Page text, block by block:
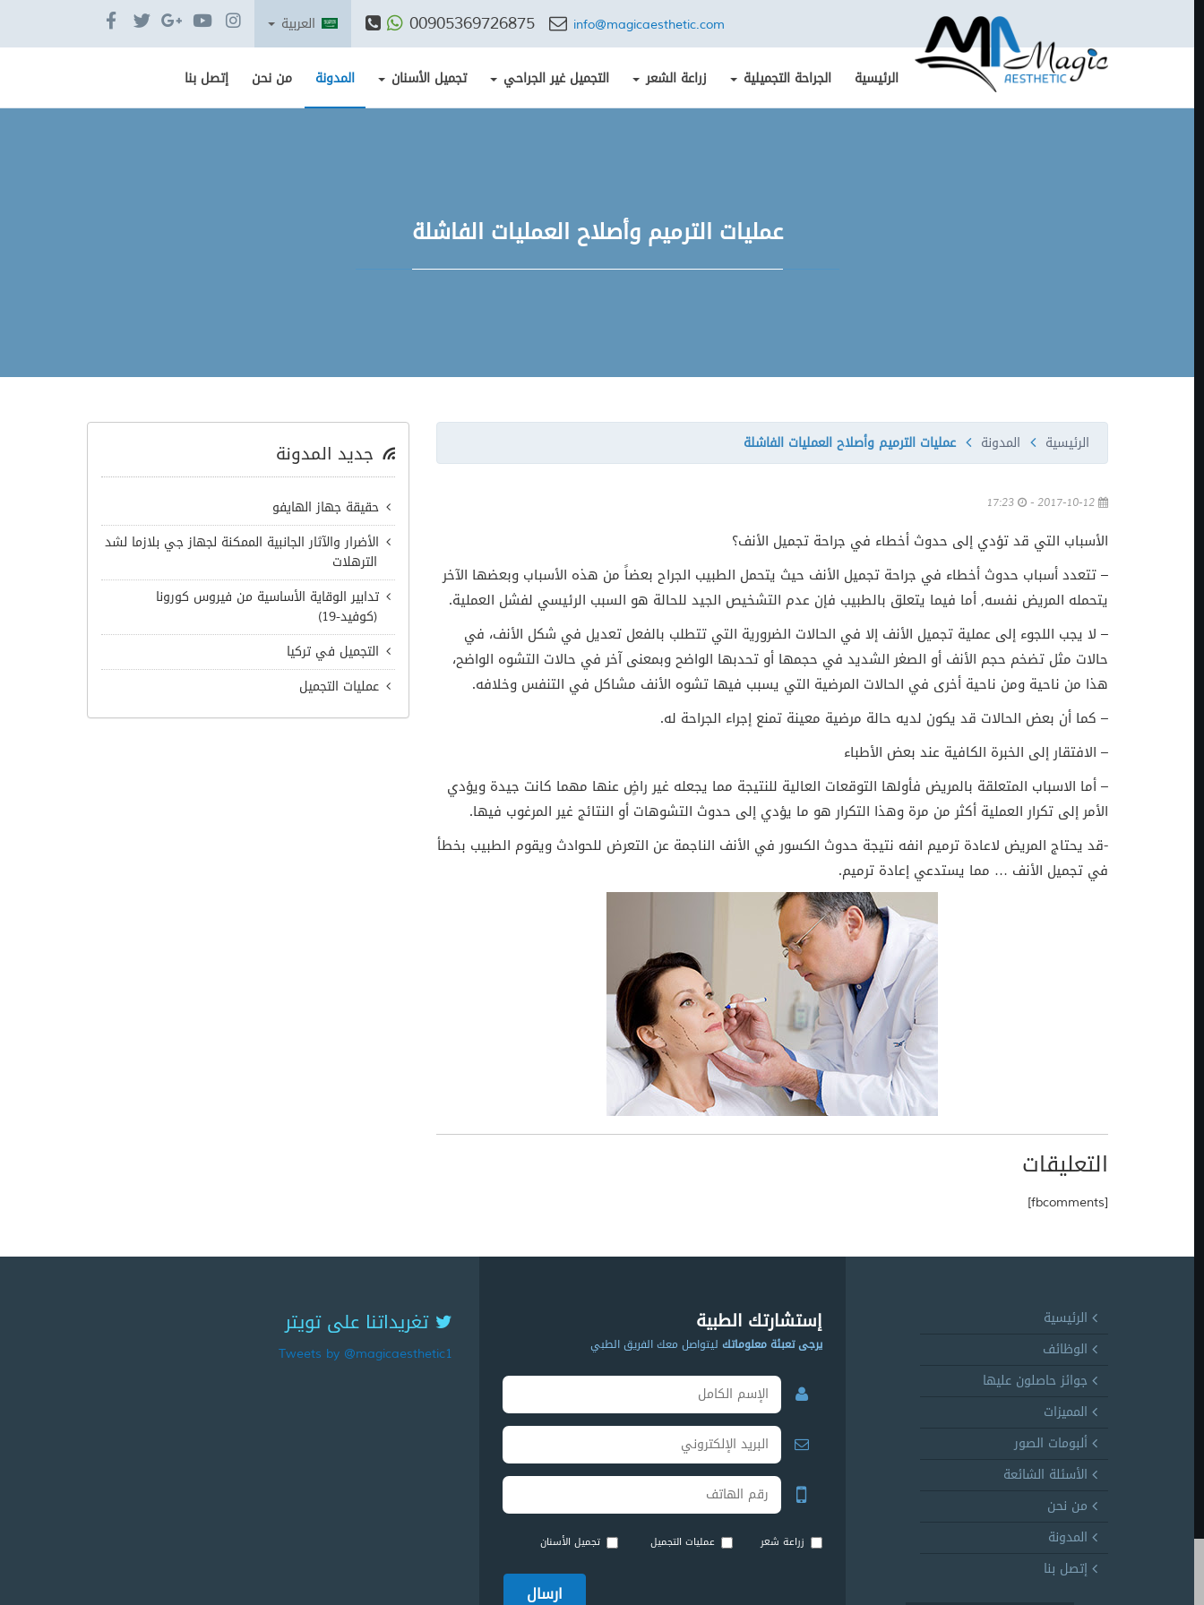
العربية 00905369726875 info@magicaesthetic.com
الرئيسية الجراحة التجميلية زراعة الشعر التجميل غير الجراحي تجميل الأسنان المدونة من نحن إتصل بنا
عمليات الترميم وأصلاح العمليات الفاشلة
الرئيسية المدونة عمليات الترميم وأصلاح العمليات الفاشلة
2017-10-12 -
17:23
الأسباب التي قد تؤدي إلى حدوث أخطاء في جراحة تجميل الأنف؟
– تتعدد أسباب حدوث أخطاء في جراحة تجميل الأنف حيث يتحمل الطبيب الجراح بعضاً من هذه الأسباب وبعضها الآخر
يتحمله المريض نفسه, أما فيما يتعلق بالطبيب فإن عدم التشخيص الجيد للحالة هو السبب الرئيسي لفشل العملية.
– لا يجب اللجوء إلى عملية تجميل الأنف إلا في الحالات الضرورية التي تتطلب بالفعل تعديل في شكل الأنف، في
حالات مثل تضخم حجم الأنف أو الصغر الشديد في حجمها أو تحدبها الواضح وبمعنى آخر في حالات التشوه الواضح،
هذا من ناحية ومن ناحية أخرى في الحالات المرضية التي يسبب فيها تشوه الأنف مشاكل في التنفس وخلافه.
– كما أن بعض الحالات قد يكون لديه حالة مرضية معينة تمنع إجراء الجراحة له.
– الافتقار إلى الخبرة الكافية عند بعض الأطباء
– أما الاسباب المتعلقة بالمريض فأولها التوقعات العالية للنتيجة مما يجعله غير راضٍ عنها مهما كانت جيدة ويؤدي
الأمر إلى تكرار العملية أكثر من مرة وهذا التكرار هو ما يؤدي إلى حدوث التشوهات أو النتائج غير المرغوب فيها.
-قد يحتاج المريض لاعادة ترميم انفه نتيجة حدوث الكسور في الأنف الناجمة عن التعرض للحوادث ويقوم الطبيب بخطأ
في تجميل الأنف … مما يستدعي إعادة ترميم.
التعليقات
[fbcomments]
جديد المدونة
حقيقة جهاز الهايفو
الأضرار والآثار الجانبية الممكنة لجهاز جي بلازما لشد
الترهلات
تدابير الوقاية الأساسية من فيروس كورونا
(كوفيد-19)
التجميل في تركيا
عمليات التجميل
الرئيسية
الوظائف
جوائز حاصلون عليها
المميزات
ألبومات الصور
الأسئلة الشائعة
من نحن
المدونة
إتصل بنا
إستشارتك الطبية
يرجى تعبئة معلوماتك ليتواصل معك الفريق الطبي
زراعة شعر عمليات التجميل تجميل الأسنان
تغريداتنا على تويتر
Tweets by @magicaesthetic1